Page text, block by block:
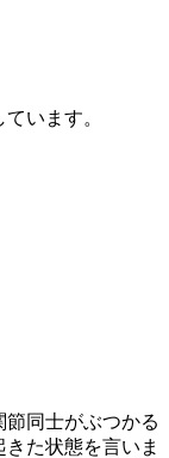
います。
同士がぶつかる
きた状態を言いま